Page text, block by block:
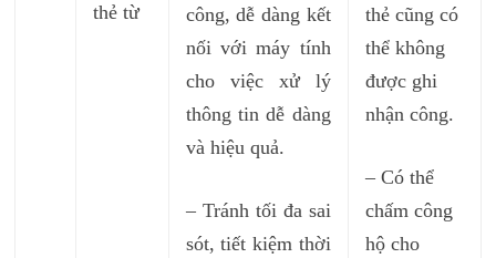
thẻ từ
công, dễ dàng kết
nối với máy tính
cho việc xử lý
thông tin dễ dàng
và hiệu quả.
– Tránh tối đa sai
sót, tiết kiệm thời
thẻ cũng có
thể không
được ghi
nhận công.
– Có thể
chấm công
hộ cho